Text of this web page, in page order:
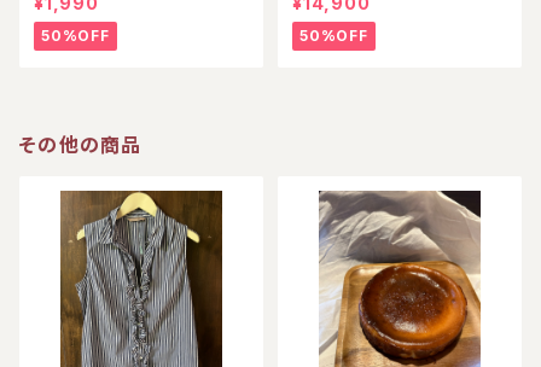
50%OFF 50%OFF
その他の商品